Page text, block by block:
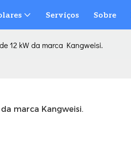
Serviços Sobre
12 kW da marca Kangweisi.
marca Kangweisi.